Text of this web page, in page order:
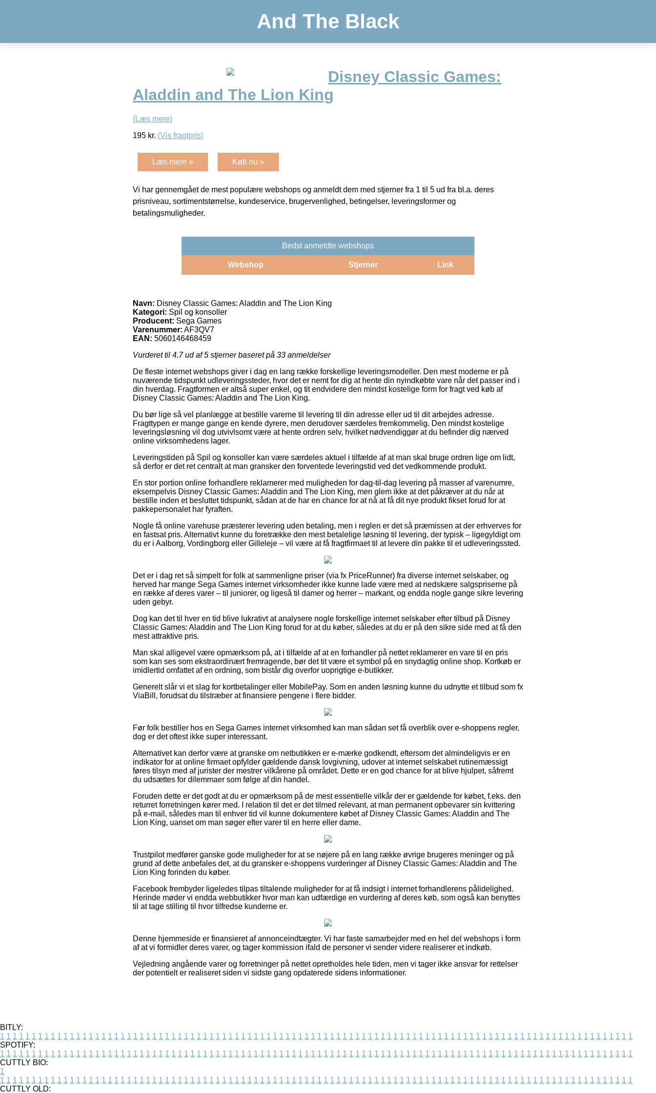
And The Black
Disney Classic Games:
Aladdin and The Lion King
(Læs mere)
195 kr. (Vis fragtpris)
Læs mere » Køb nu »
Vi har gennemgået de mest populære webshops og anmeldt dem med stjerner fra 1 til 5 ud fra bl.a. deres
prisniveau, sortimentstørrelse, kundeservice, brugervenlighed, betingelser, leveringsformer og
betalingsmuligheder.
Bedst anmeldte webshops
Webshop Stjerner Link
Navn: Disney Classic Games: Aladdin and The Lion King
Kategori: Spil og konsoller
Producent: Sega Games
Varenummer: AF3QV7
EAN: 5060146468459
Vurderet til 4.7ud af 5 stjerner baseret på 33 anmeldelser
De fleste internet webshops giver i dag en lang række forskellige leveringsmodeller. Den mest moderne er på
nuværende tidspunkt udleveringssteder, hvor det er nemt for dig at hente din nyindkøbte vare når det passer ind i
din hverdag. Fragtformen er altså super enkel, og tit endvidere den mindst kostelige form for fragt ved køb af
Disney Classic Games: Aladdin and The Lion King.
Du bør lige så vel planlægge at bestille varerne til levering til din adresse eller ud til dit arbejdes adresse.
Fragttypen er mange gange en kende dyrere, men derudover særdeles fremkommelig. Den mindst kostelige
leveringsløsning vil dog utvivlsomt være at hente ordren selv, hvilket nødvendiggør at du befinder dig nærved
online virksomhedens lager.
Leveringstiden på Spil og konsoller kan være særdeles aktuel i tilfælde af at man skal bruge ordren lige om lidt,
så derfor er det ret centralt at man gransker den forventede leveringstid ved det vedkommende produkt.
En stor portion online forhandlere reklamerer med muligheden for dag-til-dag levering på masser af varenumre,
eksempelvis Disney Classic Games: Aladdin and The Lion King, men glem ikke at det påkræver at du når at
bestille inden et besluttet tidspunkt, sådan at de har en chance for at nå at få dit nye produkt fikset forud for at
pakkepersonalet har fyraften.
Nogle få online varehuse præsterer levering uden betaling, men i reglen er det så præmissen at der erhverves for
en fastsat pris. Alternativt kunne du foretrække den mest betalelige løsning til levering, der typisk – ligegyldigt om
du er i Aalborg, Vordingborg eller Gilleleje – vil være at få fragtfirmaet til at levere din pakke til et udleveringssted.
Det er i dag ret så simpelt for folk at sammenligne priser (via fx PriceRunner) fra diverse internet selskaber, og
herved har mange Sega Games internet virksomheder ikke kunne lade være med at nedskære salgspriserne på
en række af deres varer – til juniorer, og ligeså til damer og herrer – markant, og endda nogle gange sikre levering
uden gebyr.
Dog kan det til hver en tid blive lukrativt at analysere nogle forskellige internet selskaber efter tilbud på Disney
Classic Games: Aladdin and The Lion King forud for at du køber, således at du er på den sikre side med at få den
mest attraktive pris.
Man skal alligevel være opmærksom på, at i tilfælde af at en forhandler på nettet reklamerer en vare til en pris
som kan ses som ekstraordinært fremragende, bør det tit være et symbol på en snydagtig online shop. Kortkøb er
imidlertid omfattet af en ordning, som bistår dig overfor uoprigtige e-butikker.
Generelt slår vi et slag for kortbetalinger eller MobilePay. Som en anden løsning kunne du udnytte et tilbud som fx
ViaBill, forudsat du tilstræber at finansiere pengene i flere bidder.
Før folk bestiller hos en Sega Games internet virksomhed kan man sådan set få overblik over e-shoppens regler,
dog er det oftest ikke super interessant.
Alternativet kan derfor være at granske om netbutikken er e-mærke godkendt, eftersom det almindeligvis er en
indikator for at online firmaet opfylder gældende dansk lovgivning, udover at internet selskabet rutinemæssigt
føres tilsyn med af jurister der mestrer vilkårene på området. Dette er en god chance for at blive hjulpet, såfremt
du udsættes for dilemmaer som følge af din handel.
Foruden dette er det godt at du er opmærksom på de mest essentielle vilkår der er gældende for købet, f.eks. den
returret forretningen kører med. I relation til det er det tilmed relevant, at man permanent opbevarer sin kvittering
på e-mail, således man til enhver tid vil kunne dokumentere købet af Disney Classic Games: Aladdin and The
Lion King, uanset om man søger efter varer til en herre eller dame.
Trustpilot medfører ganske gode muligheder for at se nøjere på en lang række øvrige brugeres meninger og på
grund af dette anbefales det, at du gransker e-shoppens vurderinger af Disney Classic Games: Aladdin and The
Lion King forinden du køber.
Facebook frembyder ligeledes tilpas tiltalende muligheder for at få indsigt i internet forhandlerens pålidelighed.
Herinde møder vi endda webbutikker hvor man kan udfærdige en vurdering af deres køb, som også kan benyttes
til at tage stilling til hvor tilfredse kunderne er.
Denne hjemmeside er finansieret af annonceindtægter. Vi har faste samarbejder med en hel del webshops i form
af at vi formidler deres varer, og tager kommission ifald de personer vi sender videre realiserer et indkøb.
Vejledning angående varer og forretninger på nettet opretholdes hele tiden, men vi tager ikke ansvar for rettelser
der potentielt er realiseret siden vi sidste gang opdaterede sidens informationer.
BITLY:
1 1 1 1 1 1 1 1 1 1 1 1 1 1 1 1 1 1 1 1 1 1 1 1 1 1 1 1 1 1 1 1 1 1 1 1 1 1 1 1 1 1 1 1 1 1 1 1 1 1 1 1 1 1 1 1 1 1 1 1 1 1 1 1 1 1 1 1 1 1 1 1 1 1 1 1 1 1 1 1 1 1 1 1 1 1 1 1 1 1 1 1 1 1 1 1 1 1 1 1
SPOTIFY:
1 1 1 1 1 1 1 1 1 1 1 1 1 1 1 1 1 1 1 1 1 1 1 1 1 1 1 1 1 1 1 1 1 1 1 1 1 1 1 1 1 1 1 1 1 1 1 1 1 1 1 1 1 1 1 1 1 1 1 1 1 1 1 1 1 1 1 1 1 1 1 1 1 1 1 1 1 1 1 1 1 1 1 1 1 1 1 1 1 1 1 1 1 1 1 1 1 1 1 1
CUTTLY BIO:
1
1 1 1 1 1 1 1 1 1 1 1 1 1 1 1 1 1 1 1 1 1 1 1 1 1 1 1 1 1 1 1 1 1 1 1 1 1 1 1 1 1 1 1 1 1 1 1 1 1 1 1 1 1 1 1 1 1 1 1 1 1 1 1 1 1 1 1 1 1 1 1 1 1 1 1 1 1 1 1 1 1 1 1 1 1 1 1 1 1 1 1 1 1 1 1 1 1 1 1 1
CUTTLY OLD: